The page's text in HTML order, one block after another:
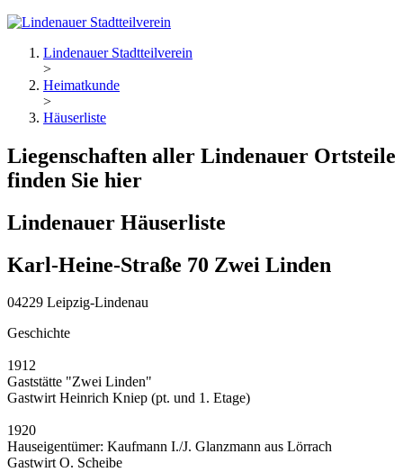
Lindenauer Stadtteilverein
>
Heimatkunde
>
Häuserliste
Liegenschaften aller Lindenauer Ortsteile
finden Sie hier
Lindenauer Häuserliste
Karl-Heine-Straße 70 Zwei Linden
04229 Leipzig-Lindenau
Geschichte
1912
Gaststätte "Zwei Linden"
Gastwirt Heinrich Kniep (pt. und 1. Etage)
1920
Hauseigentümer: Kaufmann I./J. Glanzmann aus Lörrach
Gastwirt O. Scheibe